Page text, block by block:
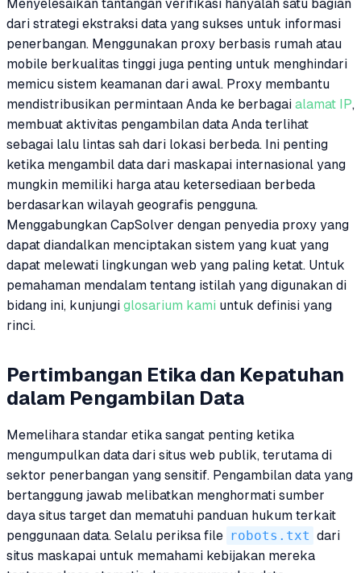
Menyelesaikan tantangan verifikasi hanyalah satu bagian
dari strategi ekstraksi data yang sukses untuk informasi
penerbangan. Menggunakan proxy berbasis rumah atau
mobile berkualitas tinggi juga penting untuk menghindari
memicu sistem keamanan dari awal. Proxy membantu
mendistribusikan permintaan Anda ke berbagai alamat IP,
membuat aktivitas pengambilan data Anda terlihat
sebagai lalu lintas sah dari lokasi berbeda. Ini penting
ketika mengambil data dari maskapai internasional yang
mungkin memiliki harga atau ketersediaan berbeda
berdasarkan wilayah geografis pengguna.
Menggabungkan CapSolver dengan penyedia proxy yang
dapat diandalkan menciptakan sistem yang kuat yang
dapat melewati lingkungan web yang paling ketat. Untuk
pemahaman mendalam tentang istilah yang digunakan di
bidang ini, kunjungi glosarium kami untuk definisi yang
rinci.
Pertimbangan Etika dan Kepatuhan
dalam Pengambilan Data
Memelihara standar etika sangat penting ketika
mengumpulkan data dari situs web publik, terutama di
sektor penerbangan yang sensitif. Pengambilan data yang
bertanggung jawab melibatkan menghormati sumber
daya situs target dan mematuhi panduan hukum terkait
penggunaan data. Selalu periksa file robots.txt dari
situs maskapai untuk memahami kebijakan mereka